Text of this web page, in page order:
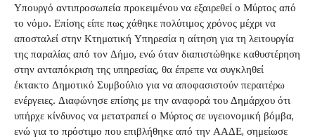
Υπουργό αντιπροσωπεία προκειμένου να εξαιρεθεί ο Μύρτος από
το νόμο. Επίσης είπε πως χάθηκε πολύτιμος χρόνος μέχρι να
αποσταλεί στην Κτηματική Υπηρεσία η αίτηση για τη λειτουργία
της παραλίας από τον Δήμο, ενώ όταν διαπιστώθηκε καθυστέρηση
στην ανταπόκριση της υπηρεσίας, θα έπρεπε να συγκληθεί
έκτακτο Δημοτικό Συμβούλιο για να αποφασιστούν περαιτέρω
ενέργειες. Διαφώνησε επίσης με την αναφορά του Δημάρχου ότι
υπήρχε κίνδυνος να μετατραπεί ο Μύρτος σε υγειονομική βόμβα,
ενώ για το πρόστιμο που επιβλήθηκε από την ΑΑΔΕ, σημείωσε